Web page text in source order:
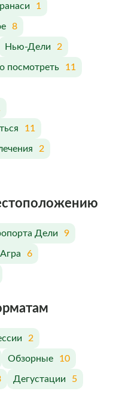
1
8
Нью-Дели 2
посмотреть 11
11
2
Дели 9
Агра 6
2
Обзорные 10
Дегустации 5